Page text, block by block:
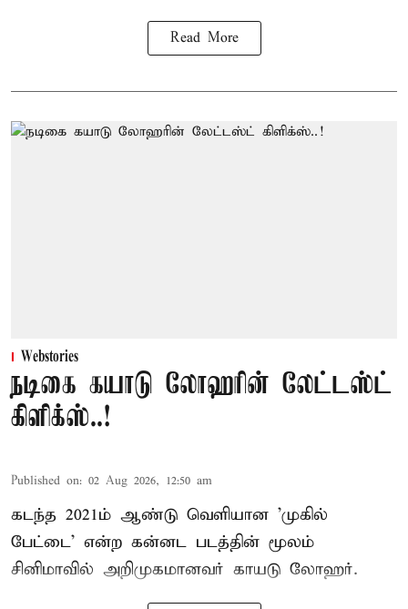
Read More
Webstories
நடிகை கயாடு லோஹரின் லேட்டஸ்ட்
கிளிக்ஸ்..!
Published on: 02 Aug 2026, 12:50 am
கடந்த 2021ம் ஆண்டு வெளியான 'முகில்
பேட்டை' என்ற கன்னட படத்தின் மூலம்
சினிமாவில் அறிமுகமானவர் காயடு லோஹர்.